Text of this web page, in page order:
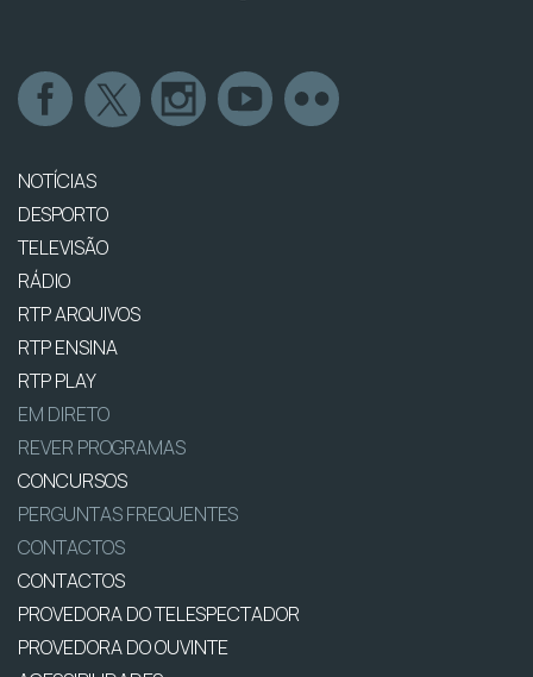
NOTÍCIAS
DESPORTO
TELEVISÃO
RÁDIO
RTP ARQUIVOS
RTP ENSINA
RTP PLAY
EM DIRETO
REVER PROGRAMAS
CONCURSOS
PERGUNTAS FREQUENTES
CONTACTOS
CONTACTOS
PROVEDORA DO TELESPECTADOR
PROVEDORA DO OUVINTE